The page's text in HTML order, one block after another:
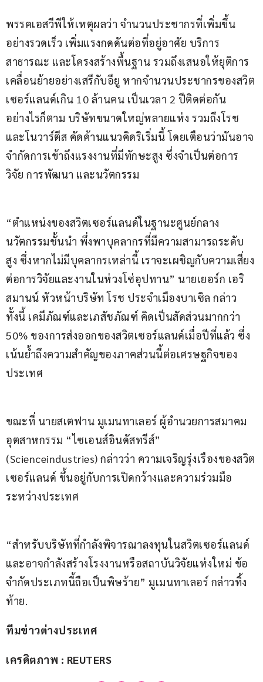
พรรคเอสวีพีให้เหตุผลว่า จำนวนประชากรที่เพิ่มขึ้น
อย่างรวดเร็ว เพิ่มแรงกดดันต่อที่อยู่อาศัย บริการ
สาธารณะ และโครงสร้างพื้นฐาน รวมถึงเสนอให้ยุติการ
เคลื่อนย้ายอย่างเสรีกับอียู หากจำนวนประชากรของสวิต
เซอร์แลนด์เกิน 10 ล้านคน เป็นเวลา 2 ปีติดต่อกัน
อย่างไรก็ตาม บริษัทขนาดใหญ่หลายแห่ง รวมถึงโรช
และโนวาร์ตีส คัดค้านแนวคิดริเริ่มนี้ โดยเตือนว่ามันอาจ
จำกัดการเข้าถึงแรงงานที่มีทักษะสูง ซึ่งจำเป็นต่อการ
วิจัย การพัฒนา และนวัตกรรม
“ตำแหน่งของสวิตเซอร์แลนด์ในฐานะศูนย์กลาง
นวัตกรรมชั้นนำ พึ่งพาบุคลากรที่มีความสามารถระดับ
สูง ซึ่งหากไม่มีบุคลากรเหล่านี้ เราจะเผชิญกับความเสี่ยง
ต่อการวิจัยและงานในห่วงโซ่อุปทาน” นายเยอร์ก เอริ
สมานน์ หัวหน้าบริษัท โรช ประจำเมืองบาเซิล กล่าว
ทั้งนี้ เคมีภัณฑ์และเภสัชภัณฑ์ คิดเป็นสัดส่วนมากกว่า
50% ของการส่งออกของสวิตเซอร์แลนด์เมื่อปีที่แล้ว ซึ่ง
เน้นย้ำถึงความสำคัญของภาคส่วนนี้ต่อเศรษฐกิจของ
ประเทศ
ขณะที่ นายสเตฟาน มูเมนทาเลอร์ ผู้อำนวยการสมาคม
อุตสาหกรรม “ไซเอนส์อินดัสทรีส์”
(Scienceindustries) กล่าวว่า ความเจริญรุ่งเรืองของสวิต
เซอร์แลนด์ ขึ้นอยู่กับการเปิดกว้างและความร่วมมือ
ระหว่างประเทศ
“สำหรับบริษัทที่กำลังพิจารณาลงทุนในสวิตเซอร์แลนด์
และอาจกำลังสร้างโรงงานหรือสถาบันวิจัยแห่งใหม่ ข้อ
จำกัดประเภทนี้ถือเป็นพิษร้าย” มูเมนทาเลอร์ กล่าวทิ้ง
ท้าย.
ทีมข่าวต่างประเทศ
เครดิตภาพ : REUTERS